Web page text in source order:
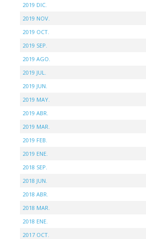
2019 DIC.
2019 NOV.
2019 OCT.
2019 SEP.
2019 AGO.
2019 JUL.
2019 JUN.
2019 MAY.
2019 ABR.
2019 MAR.
2019 FEB.
2019 ENE.
2018 SEP.
2018 JUN.
2018 ABR.
2018 MAR.
2018 ENE.
2017 OCT.